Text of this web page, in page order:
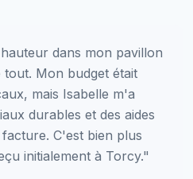
dans mon pavillon
tout. Mon budget était
mais Isabelle m'a
durables et des aides
C'est bien plus
initialement à Torcy."